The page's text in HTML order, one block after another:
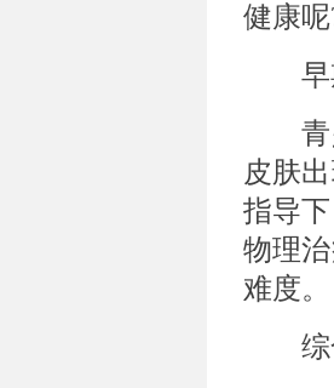
健康
早期
青少
皮肤
指导
物理
难度。
综合